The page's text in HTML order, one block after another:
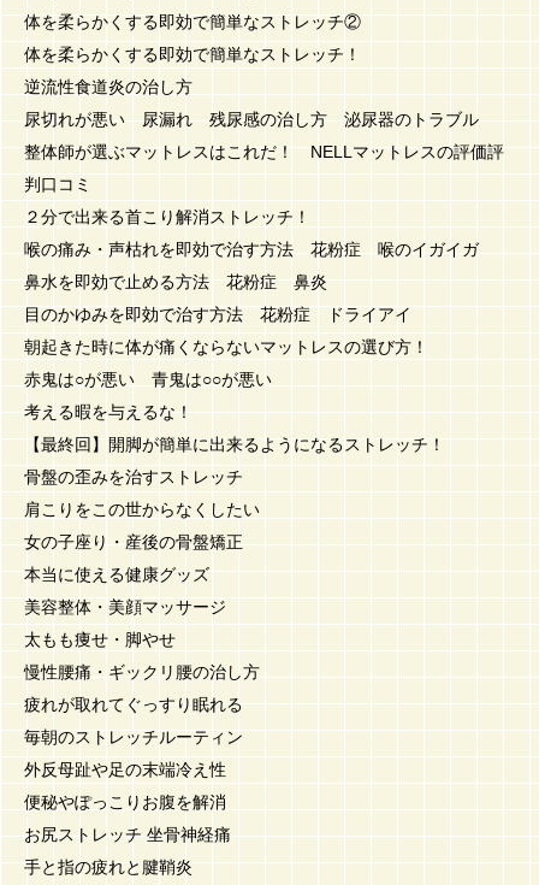
体を柔らかくする即効で簡単なストレッチ②
体を柔らかくする即効で簡単なストレッチ！
逆流性食道炎の治し方
尿切れが悪い 尿漏れ 残尿感の治し方 泌尿器のトラブル
整体師が選ぶマットレスはこれだ！ NELLマットレスの評価評
判口コミ
２分で出来る首こり解消ストレッチ！
喉の痛み・声枯れを即効で治す方法 花粉症 喉のイガイガ
鼻水を即効で止める方法 花粉症 鼻炎
目のかゆみを即効で治す方法 花粉症 ドライアイ
朝起きた時に体が痛くならないマットレスの選び方！
赤鬼は○が悪い 青鬼は○○が悪い
考える暇を与えるな！
【最終回】開脚が簡単に出来るようになるストレッチ！
骨盤の歪みを治すストレッチ
肩こりをこの世からなくしたい
女の子座り・産後の骨盤矯正
本当に使える健康グッズ
美容整体・美顔マッサージ
太もも痩せ・脚やせ
慢性腰痛・ギックリ腰の治し方
疲れが取れてぐっすり眠れる
毎朝のストレッチルーティン
外反母趾や足の末端冷え性
便秘やぽっこりお腹を解消
お尻ストレッチ 坐骨神経痛
手と指の疲れと腱鞘炎